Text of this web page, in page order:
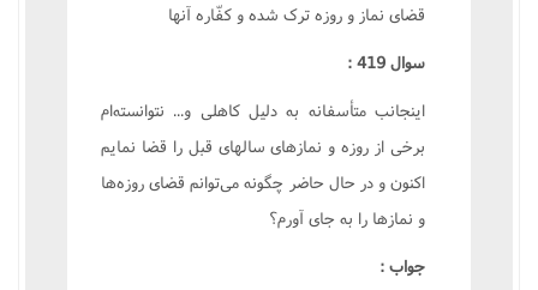
قضاى نماز و روزه ترک شده و کفّاره آنها
سوال 419 :
اينجانب متأسفانه به دليل کاهلى و... نتوانسته‌ام
برخى از روزه و نمازهاى سالهاى قبل را قضا نمايم
اکنون و در حال حاضر چگونه مى‌توانم قضاى روزه‌ها
و نمازها را به جاى آورم؟
جواب :